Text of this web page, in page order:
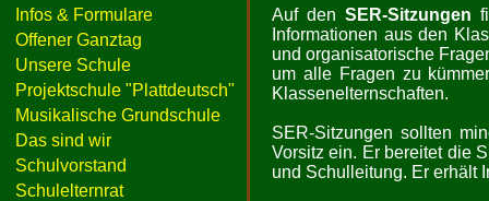
Infos & Formulare
Offener Ganztag
Unsere Schule
Projektschule "Plattdeutsch"
Musikalische Grundschule
Das sind wir
Schulvorstand
Schulelternrat
Auf den SER-Sitzungen
Informationen aus den
und organisatorische
um alle Fragen zu
Klassenelternschaften.
SER-Sitzungen sollten
Vorsitz ein. Er bereitet die
und Schulleitung. Er erhält